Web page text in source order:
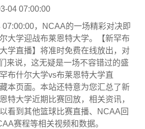
04 07:00:00
，NCAA的一场精彩对决即
学迎战布莱恩特大学。【新罕布
学直播】将准时免费在线放出，对
来说，这无疑是一场不容错过的盛
布什尔大学vs布莱恩特大学直
本页面。本站还特意为您汇总了新
特大学近期比赛回放，相关资讯，
看到其他篮球比赛直播、NCAA回
赛程等相关视频和数据。